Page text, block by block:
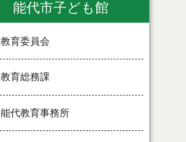
能代市子ども館
教育委員会
教育総務課
能代教育事務所